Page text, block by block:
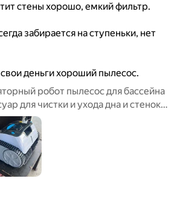
стены хорошо, емкий фильтр.
забирается на ступеньки, нет
деньги хороший пылесос.
робот пылесос для бассейна
для чистки и ухода дна и стенок
робот пылесос до 150 кв. м